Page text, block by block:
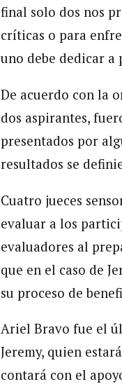
final solo dos nos
críticas o para
uno debe dedicar a
De acuerdo con la
dos aspirantes,
presentados por
resultados se
Cuatro jueces
evaluar a los
evaluadores al
que en el caso de
su proceso de
Ariel Bravo fue el
Jeremy, quien
contará con el